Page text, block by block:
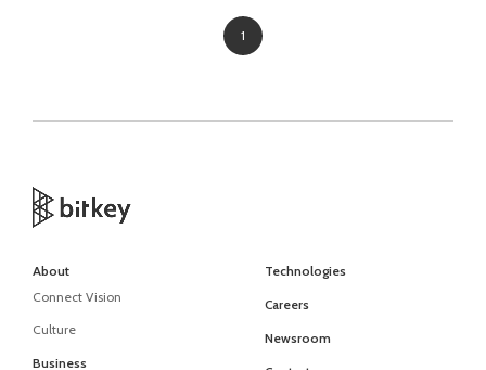
1
About
Connect Vision
Culture
Business
Technologies
Careers
Newsroom